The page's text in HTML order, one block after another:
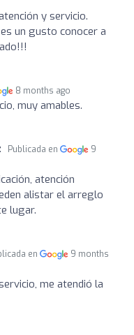
y servicio.
un gusto conocer a
8 months ago
muy amables.
Publicada en
9
atención
alistar el arreglo
lugar.
en
9 months
me atendió la